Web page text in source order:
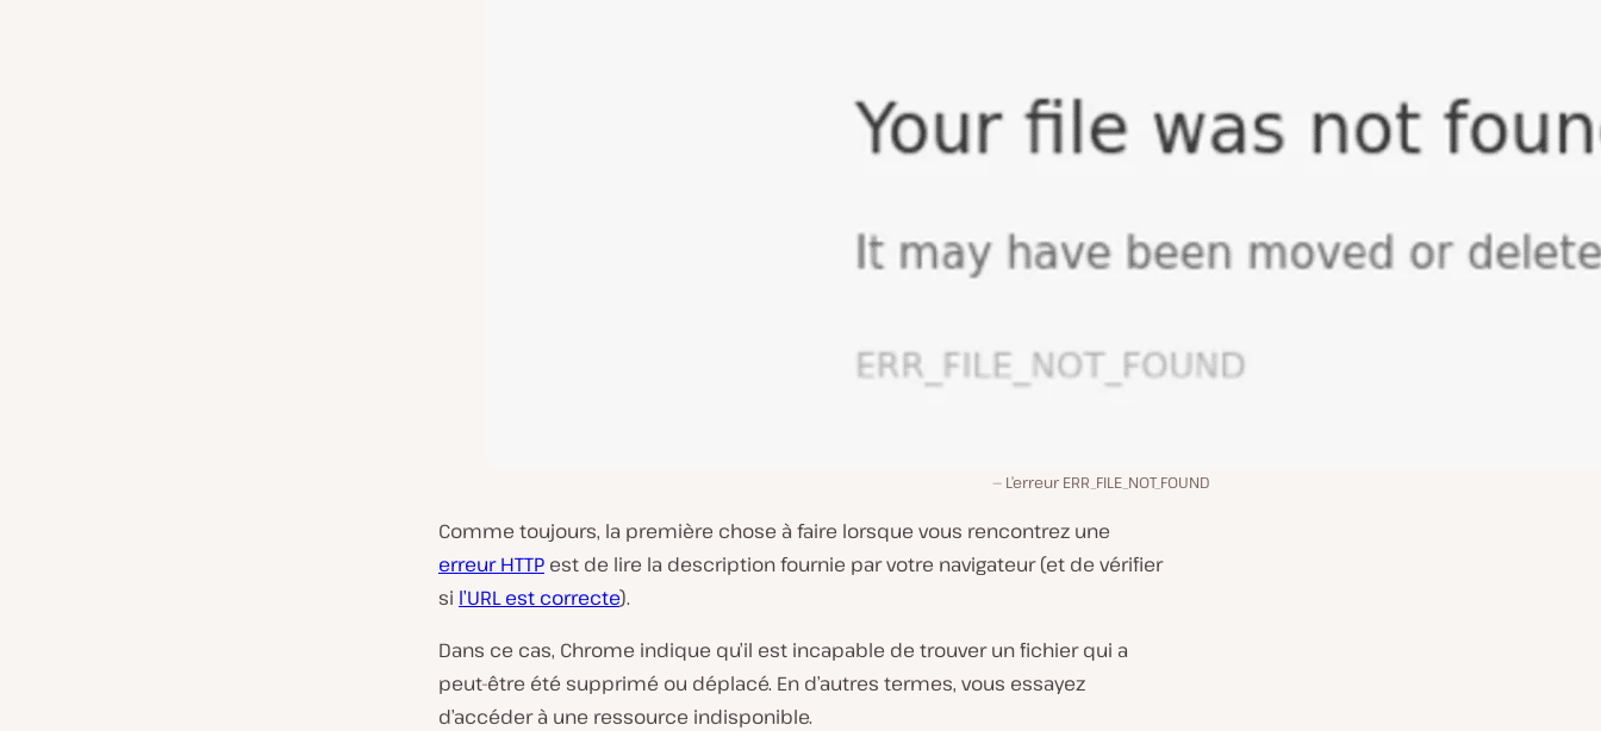
L’erreur ERR_FILE_NOT_FOUND
Comme toujours, la première chose à faire lorsque vous rencontrez une
erreur HTTP est de lire la description fournie par votre navigateur (et de vérifier
si l’URL est correcte).
Dans ce cas, Chrome indique qu’il est incapable de trouver un fichier qui a
peut-être été supprimé ou déplacé. En d’autres termes, vous essayez
d’accéder à une ressource indisponible.